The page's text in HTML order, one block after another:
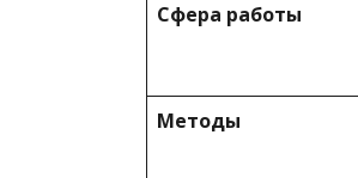
Сфера работы
Методы